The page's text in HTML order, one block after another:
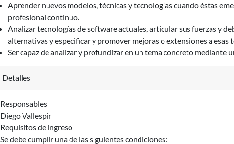
Aprender nuevos modelos, técnicas y tecnologías cuando éstas
profesional continuo.
Analizar tecnologías de software actuales, articular sus fuerzas y
alternativas y especificar y promover mejoras o extensiones a esas
Ser capaz de analizar y profundizar en un tema concreto mediante
Detalles
Responsables
Diego Vallespir
Requisitos de ingreso
Se debe cumplir una de las siguientes condiciones: